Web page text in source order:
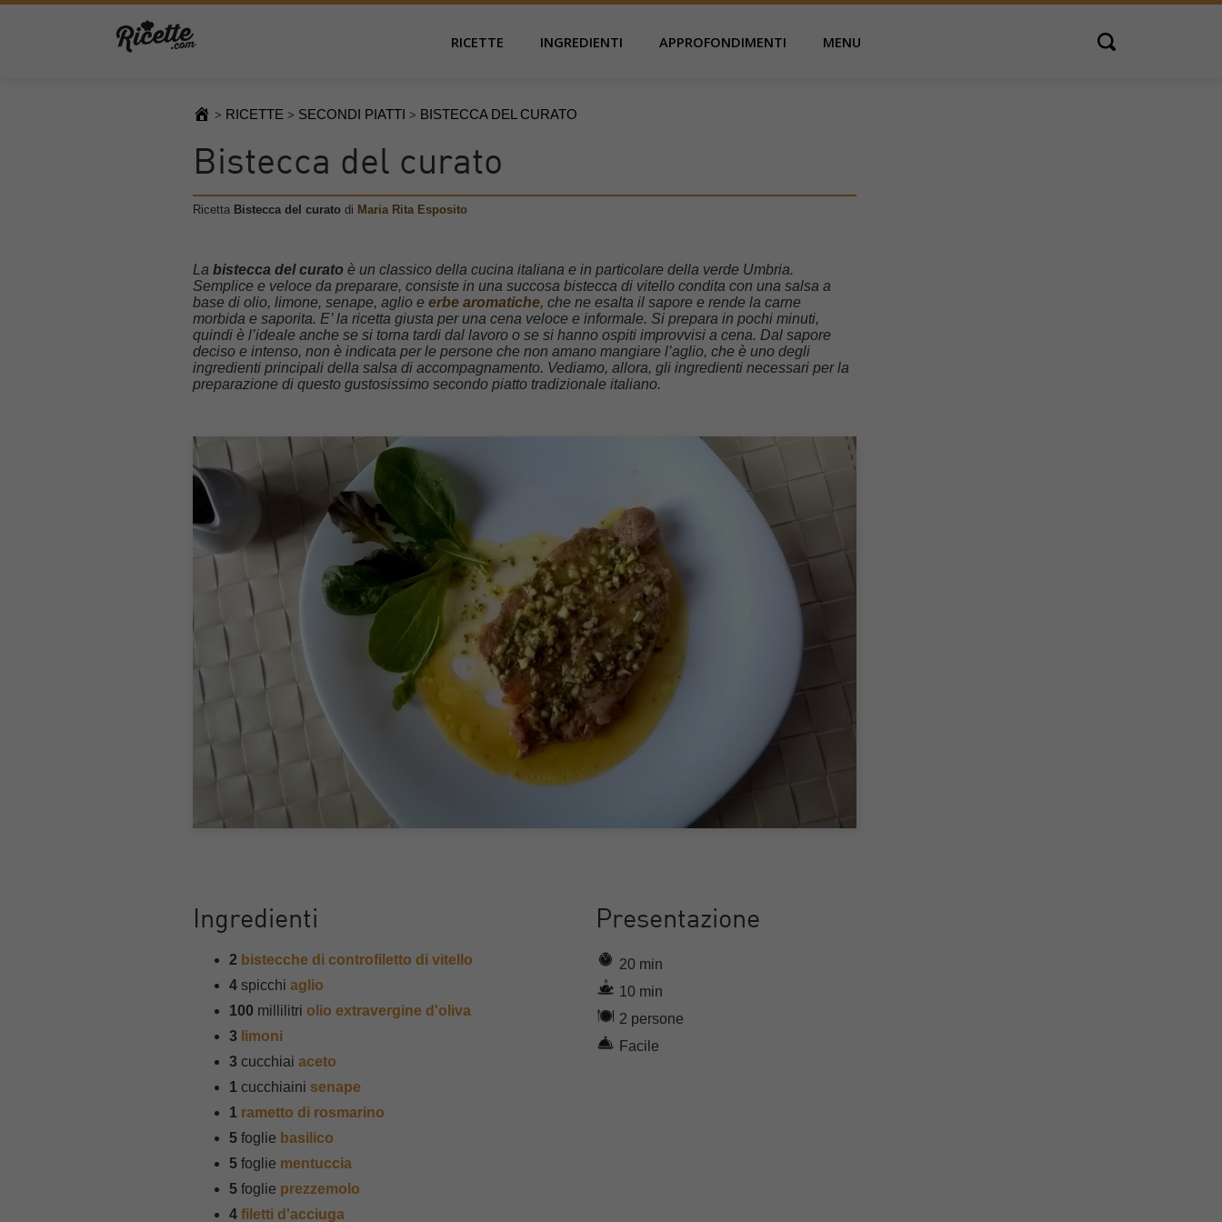
RICETTE INGREDIENTI APPROFONDIMENTI MENU Open search
> RICETTE > SECONDI PIATTI > BISTECCA DEL CURATO
Bistecca del curato
Ricetta Bistecca del curato di Maria Rita Esposito
La bistecca del curato è un classico della cucina italiana e in particolare della verde Umbria.
Semplice e veloce da preparare, consiste in una succosa bistecca di vitello condita con una salsa a
base di olio, limone, senape, aglio e erbe aromatiche, che ne esalta il sapore e rende la carne
morbida e saporita. E’ la ricetta giusta per una cena veloce e informale. Si prepara in pochi minuti,
quindi è l’ideale anche se si torna tardi dal lavoro o se si hanno ospiti improvvisi a cena. Dal sapore
deciso e intenso, non è indicata per le persone che non amano mangiare l’aglio, che è uno degli
ingredienti principali della salsa di accompagnamento. Vediamo, allora, gli ingredienti necessari per la
preparazione di questo gustosissimo secondo piatto tradizionale italiano.
Ingredienti
2 bistecche di controfiletto di vitello
4 spicchi aglio
100 millilitri olio extravergine d'oliva
3 limoni
3 cucchiai aceto
1 cucchiaini senape
1 rametto di rosmarino
5 foglie basilico
5 foglie mentuccia
5 foglie prezzemolo
4 filetti d'acciuga
Presentazione
20 min
10 min
2 persone
Facile